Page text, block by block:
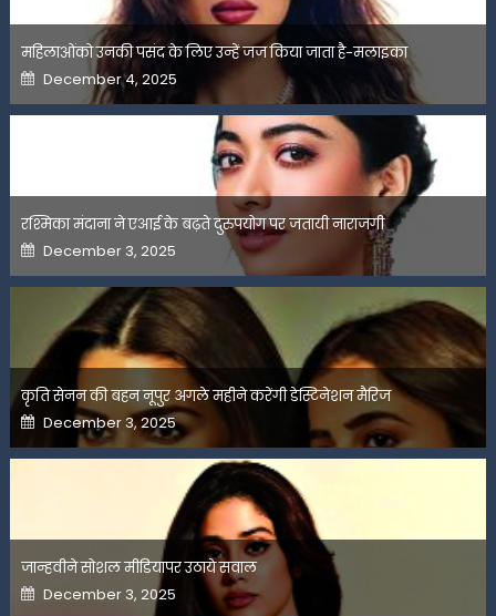
महिलाओंको उनकी पसंद के लिए उन्हें जज किया जाता है-मलाइका
Posted
on
December 4, 2025
रश्मिका मंदाना ने एआई के बढ़ते दुरुपयोग पर जतायी नाराजगी
Posted
on
December 3, 2025
कृति सेनन की बहन नूपुर अगले महीने करेंगी डेस्टिनेशन मैरिज
Posted
on
December 3, 2025
जान्हवीने सोशल मीडियापर उठाये सवाल
Posted
on
December 3, 2025